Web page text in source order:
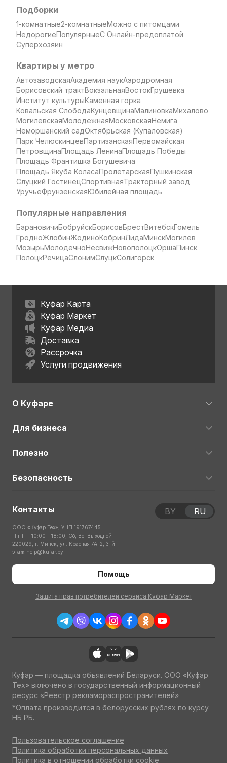
Подборки
1-комнатные2-комнатныеМожно с питомцами
НедорогиеПопулярныеС Онлайн-предоплатой
Суперхозяин
Квартиры у метро
АвтозаводскаяАкадемия наукАэродромная
Борисовский трактВокзальнаяВостокГрушевка
Институт культурыКаменная горка
Ковальская СлободаКунцевщинаМалиновкаМихалово
МогилевскаяМолодежнаяМосковскаяНемига
Неморшанский садОктябрьская (Купаловская)
Парк ЧелюскинцевПартизанскаяПервомайская
ПетровщинаПлощадь ЛенинаПлощадь Победы
Площадь Франтишка Богушевича
Площадь Якуба КоласаПролетарскаяПушкинская
Слуцкий ГостинецСпортивнаяТракторный завод
УручьеФрунзенскаяЮбилейная площадь
Популярные направления
БарановичиБобруйскБорисовБрестВитебскГомель
ГродноЖлобинЖодиноКобринЛидаМинскМогилёв
МозырьМолодечноНесвижНовополоцкОршаПинск
ПолоцкРечицаСлонимСлуцкСолигорск
Куфар Карта
Куфар Маркет
Куфар Медиа
Доставка
Рассрочка
Услуги продвижения
О Куфаре
Для бизнеса
Полезно
Безопасность
Контакты
ООО «Куфар Тех», УНП 191767445
Пн-Пт: 10:00 – 18:00; Сб, Вс: Выходной
220029, г. Минск, ул. Красная 7А-2, 3-й
этаж help@kufar.by
Помощь
Защита прав потребителей сервиса Куфар Маркет
BY RU
Куфар — площадка объявлений Беларуси. ООО «Куфар
Тех» включено в государственный информационный
ресурс «Реестр рекламораспространителей»
*Оплата производится в белорусских рублях по курсу
НБ РБ.
Пользовательское соглашение
Политика обработки персональных данных
Политика в отношении обработки cookie